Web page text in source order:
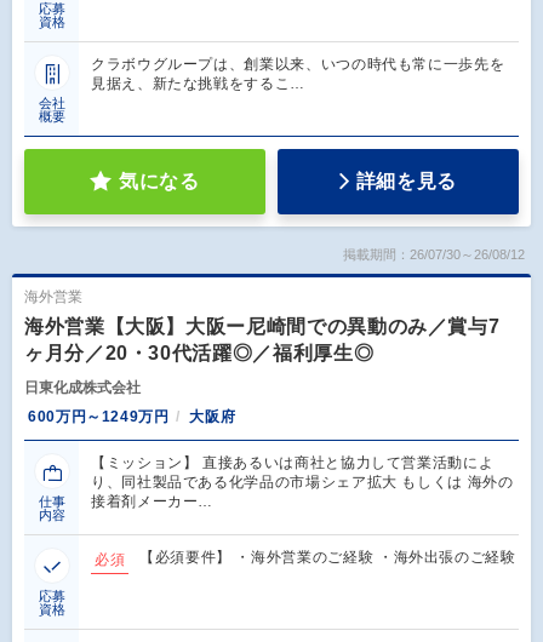
応募
資格
会社
概要
クラボウグループは、創業以来、いつの時代も常に一歩先を
見据え、新たな挑戦をするこ…
気になる 詳細を見る
掲載期間：26/07/30～26/08/12
海外営業
海外営業【大阪】大阪ー尼崎間での異動のみ／賞与7
ヶ月分／20・30代活躍◎／福利厚生◎
日東化成株式会社
600万円～1249万円
大阪府
仕事
内容
【ミッション】 直接あるいは商社と協力して営業活動によ
り、同社製品である化学品の市場シェア拡大 もしくは 海外の
接着剤メーカー…
応募
資格
必須 【必須要件】 ・海外営業のご経験 ・海外出張のご経験